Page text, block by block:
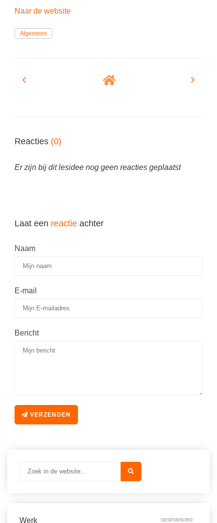
Seizoenen
Tweede Wereldoorlog
Jenaplanonderwijs
Daltononderwijs
Afscheidstekst collega
Nieuwsbrief archief
Huiswerkbegeleiding
Naar de website
Algemeen
Reacties (0)
Er zijn bij dit lesidee nog geen reacties geplaatst
Laat een reactie achter
Naam
E-mail
Bericht
VERZENDEN
Werk GESPONSORD